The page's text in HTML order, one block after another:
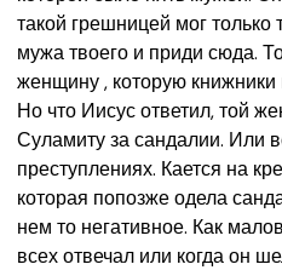
такой грешницей мог только
мужа твоего и приди сюда.
женщину , которую
Но что Иисус ответил, той
Суламиту за сандалии. Или
преступлениях. Кается на
которая попозже одела
нем то негативное. Как
всех отвечал или когда он